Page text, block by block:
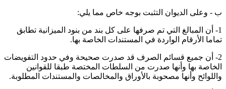
ب ‌- وعلى الديوان التثبت بوجه خاص مما يلي:
1- أن المبالغ التي تم صرفها على كل بند من بنود الميزانية تطابق
تماما الأرقام الواردة في المستندات الخاصة بها.
2- أن جميع قسائم الصرف قد صدرت صحيحة وفي حدود التفويضات
الخاصة بها وأنها صدرت من السلطات المختصة طبقا للقوانين
واللوائح وأنها مصحوبة بالأوراق والمخالصات والمستندات المطلوبة.